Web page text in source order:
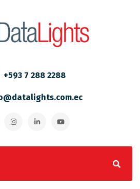
+593 7 288 2288